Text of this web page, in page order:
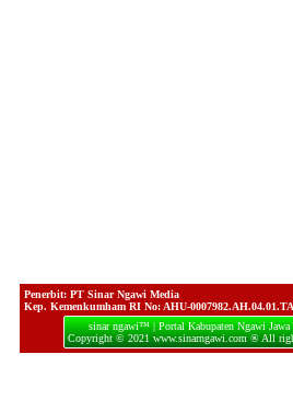
Penerbit: PT Sinar Ngawi Media
Kep. Kemenkumham RI No: AHU-
sinar ngawi™ | Portal Kabupaten Ngawi
Copyright © 2021 www.sinarngawi.com ® All